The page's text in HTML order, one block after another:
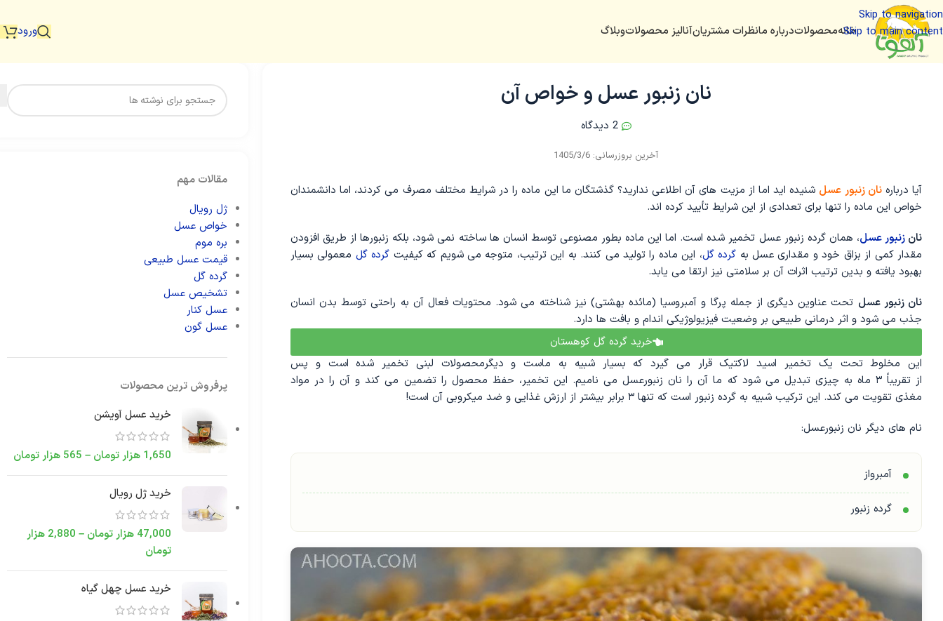
Skip to navigation
Skip to main content
خانهمحصولاتدرباره مانظرات مشتریانآنالیز محصولاتوبلاگ ورود
نان زنبور عسل و خواص آن
2 دیدگاه
آیا دربارهنان زنبور عسل شنیده ‌اید اما از مزیت ‌های آن اطلاعی ندارید؟ گذشتگان ما این ماده را در شرایط مختلف مصرف می ‌کردند، اما دانشمندان
خواص این ماده را تنها برای تعدادی از این شرایط تأیید کرده ‌اند.
نانزنبور عسل، همان گرده زنبور عسل تخمیر شده است. اما این ماده بطور مصنوعی توسط انسان‌ ها ساخته نمی‌ شود، بلکه زنبورها از طریق افزودن
مقدار کمی از بزاق خود و مقداری عسل به گرده گل، این ماده را تولید می ‌کنند. به این ترتیب، متوجه می‌ شویم که کیفیت گرده گل معمولی بسیار
بهبود یافته و بدین ترتیب اثرات آن بر سلامتی نیز ارتقا می ‌یابد.
نان زنبور عسل تحت عناوین دیگری از جمله پرگا و آمبروسیا (مائده بهشتی) نیز شناخته می ‌شود. محتویات فعال آن به راحتی توسط بدن انسان
جذب می ‌شود و اثر درمانی طبیعی بر وضعیت فیزیولوژیکی اندام و بافت ‌ها دارد.
خرید گرده گل کوهستان
این مخلوطتحت یک تخمیر اسید لاکتیک قرار می گیرد که بسیار شبیه به ماست و دیگرمحصولات لبنی تخمیر شده است و پس
از تقریباً ۳ ماه به چیزی تبدیل می ‌شود که ما آن را نان زنبورعسل می ‌نامیم. این تخمیر، حفظ محصول را تضمین می ‌کند و آن را در مواد
مغذی تقویت می ‌کند. این ترکیب شبیه به گرده زنبور است که تنها ۳ برابر بیشتر از ارزش غذایی و ضد میکروبی آن است!
نام ‌های دیگر نان زنبورعسل:
آمبرواز
گرده زنبور
مقالات مهم
ژل رویال
خواص عسل
بره موم
قیمت عسل طبیعی
گرده گل
تشخیص عسل
عسل کنار
عسل گون
پرفروش ترین محصولات
خرید عسل آویشن
1,650 هزار تومان –
565 هزار تومان
خرید ژل رویال
47,000 هزار تومان –
2,880 هزار
تومان
خرید عسل چهل گیاه